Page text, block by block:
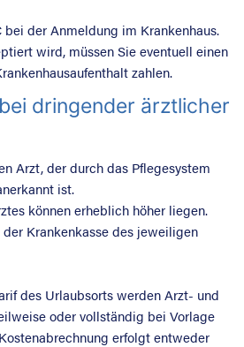
bei der Anmeldung im Krankenhaus.
wird, müssen Sie eventuell einen
zahlen.
dringender ärztlicher
Arzt, der durch das Pflegesystem
ist.
können erheblich höher liegen.
Krankenkasse des jeweiligen
des Urlaubsorts werden Arzt- und
oder vollständig bei Vorlage
erfolgt entweder